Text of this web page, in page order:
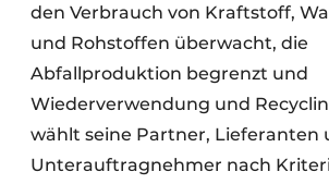
den Verbrauch von Kraftstoff,
und Rohstoffen überwacht, die
Abfallproduktion begrenzt und
Wiederverwendung und
wählt seine Partner, Lieferanten
Unterauftragnehmer nach